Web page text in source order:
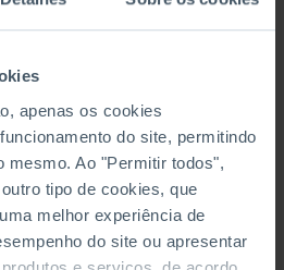
apenas os cookies
do site, permitindo
mesmo. Ao "Permitir todos",
tipo de cookies, que
melhor experiência de
do site ou apresentar
ao cesto